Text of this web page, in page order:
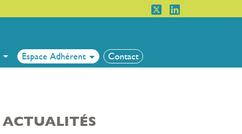
Espace Adhérent Contact
ACTUALITÉS